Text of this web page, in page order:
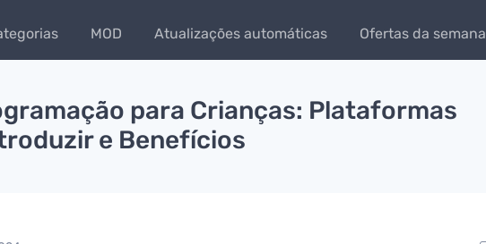
MOD Atualizações automáticas Ofertas da semana
para Crianças: Plataformas
e Benefícios